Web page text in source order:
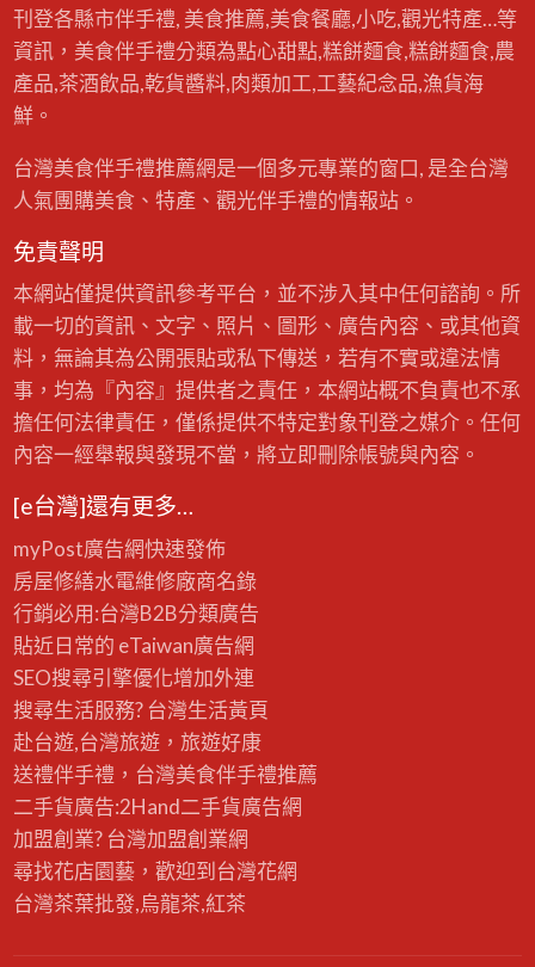
刊登各縣市伴手禮, 美食推薦,美食餐廳,小吃,觀光特產…等
資訊，美食伴手禮分類為點心甜點,糕餅麵食,糕餅麵食,農
產品,茶酒飲品,乾貨醬料,肉類加工,工藝紀念品,漁貨海
鮮。
台灣美食伴手禮推薦網是一個多元專業的窗口, 是全台灣
人氣團購美食、特產、觀光伴手禮的情報站。
免責聲明
本網站僅提供資訊參考平台，並不涉入其中任何諮詢。所
載一切的資訊、文字、照片、圖形、廣告內容、或其他資
料，無論其為公開張貼或私下傳送，若有不實或違法情
事，均為『內容』提供者之責任，本網站概不負責也不承
擔任何法律責任，僅係提供不特定對象刊登之媒介。任何
內容一經舉報與發現不當，將立即刪除帳號與內容。
[e台灣]還有更多…
myPost廣告網快速發佈
房屋修繕水電維修廠商名錄
行銷必用:台灣B2B分類廣告
貼近日常的 eTaiwan廣告網
SEO搜尋引擎優化增加外連
搜尋生活服務? 台灣生活黃頁
赴台遊,台灣旅遊，旅遊好康
送禮伴手禮，台灣美食伴手禮推薦
二手貨廣告:2Hand二手貨廣告網
加盟創業? 台灣加盟創業網
尋找花店園藝，歡迎到 台灣花網
台灣茶葉批發,烏龍茶,紅茶